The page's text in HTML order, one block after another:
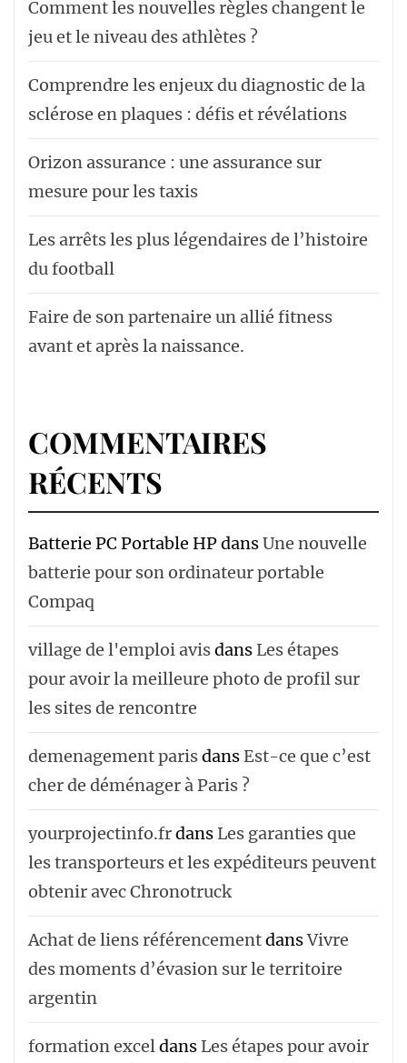
Comment les nouvelles règles changent le
jeu et le niveau des athlètes ?
Comprendre les enjeux du diagnostic de la
sclérose en plaques : défis et révélations
Orizon assurance : une assurance sur
mesure pour les taxis
Les arrêts les plus légendaires de l’histoire
du football
Faire de son partenaire un allié fitness
avant et après la naissance.
COMMENTAIRES
RÉCENTS
Batterie PC Portable HPdansUne nouvelle
batterie pour son ordinateur portable
Compaq
village de l'emploi avisdans Les étapes
pour avoir la meilleure photo de profil sur
les sites de rencontre
demenagement parisdansEst-ce que c’est
cher de déménager à Paris ?
yourprojectinfo.frdans Les garanties que
les transporteurs et les expéditeurs peuvent
obtenir avec Chronotruck
Achat de liens référencementdansVivre
des moments d’évasion sur le territoire
argentin
formation exceldans Les étapes pour avoir